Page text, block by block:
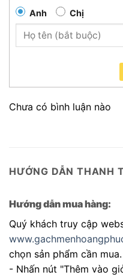
Anh Chị
Chưa có bình luận nào
HƯỚNG DẪN THANH
Hướng dẫn mua hàng:
Quý khách truy cập
chọn sản phẩm cần mua.
- Nhấn nút "Thêm vào